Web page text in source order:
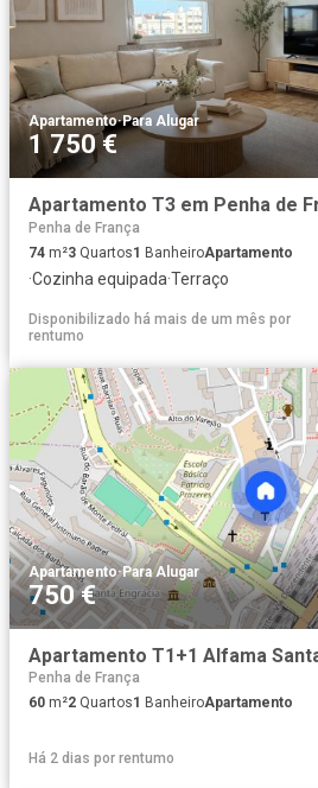
Apartamento·Para Alugar
1 750 €
Apartamento T3 em Penha de
Penha de França
74 m²3 Quartos1 BanheiroApartamento
·Cozinha equipada·Terraço
Disponibilizado há mais de um mês por
rentumo
Apartamento·Para Alugar
750 €
Penha de França
60 m²2 Quartos1 BanheiroApartamento
Há 2 dias por rentumo